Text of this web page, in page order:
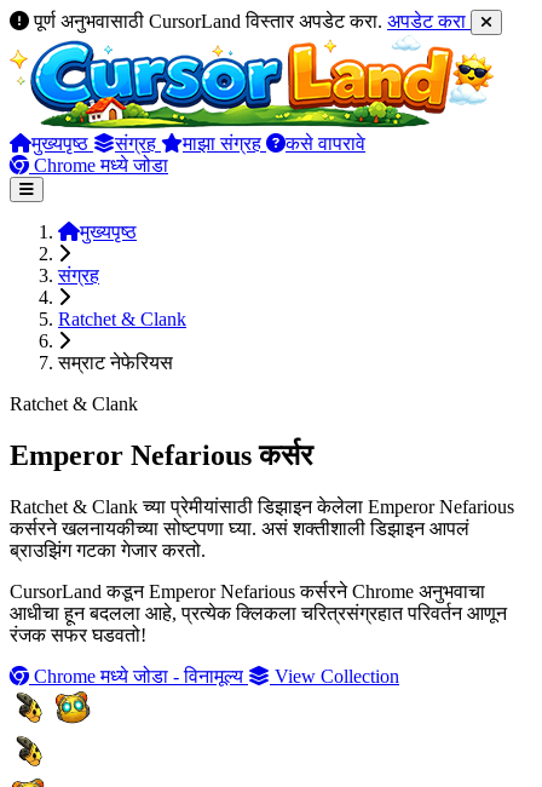
पूर्ण अनुभवासाठी CursorLand विस्तार अपडेट करा. अपडेट करा
मुख्यपृष्ठ संग्रह माझा संग्रह
कसे वापरावे
Chrome मध्ये जोडा
मुख्यपृष्ठ
संग्रह
Ratchet & Clank
सम्राट नेफेरियस
Ratchet & Clank
Emperor Nefarious कर्सर
Ratchet & Clank च्या प्रेमीयांसाठी डिझाइन केलेला Emperor Nefarious
कर्सरने खलनायकीच्या सोष्टपणा घ्या. असं शक्तीशाली डिझाइन आपलं
ब्राउझिंग गटका गेजार करतो.
CursorLand कडून Emperor Nefarious कर्सरने Chrome अनुभवाचा
आधीचा हून बदलला आहे, प्रत्येक क्लिकला चरित्रसंग्रहात परिवर्तन आणून
रंजक सफर घडवतो!
Chrome मध्ये जोडा - विनामूल्य
View Collection